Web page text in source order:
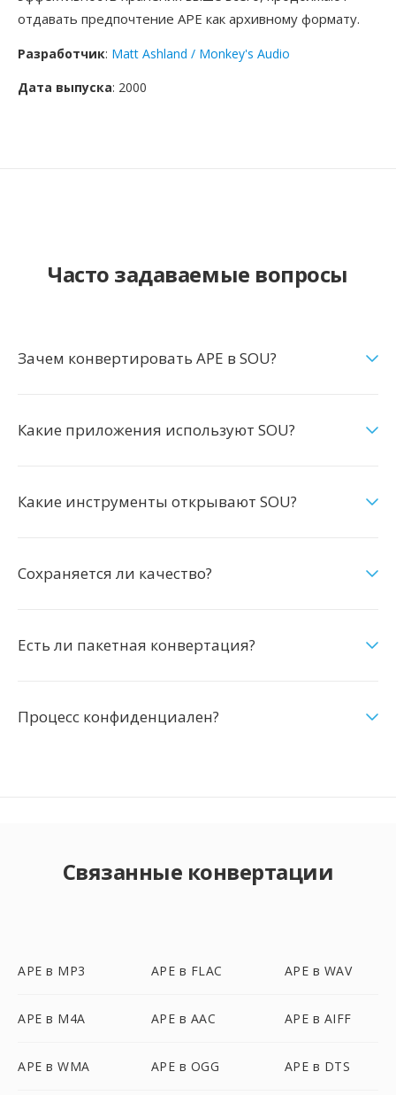
отдавать предпочтение APE как архивному формату.
Разработчик: Matt Ashland / Monkey's Audio
Дата выпуска: 2000
Часто задаваемые вопросы
Зачем конвертировать APE в SOU?
Какие приложения используют SOU?
Какие инструменты открывают SOU?
Сохраняется ли качество?
Есть ли пакетная конвертация?
Процесс конфиденциален?
Связанные конвертации
APE в MP3 APE в FLAC APE в WAV
APE в M4A APE в AAC APE в AIFF
APE в WMA APE в OGG APE в DTS